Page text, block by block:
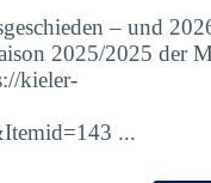
– und
2025/2025 der
kieler-
...